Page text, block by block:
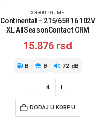
XGROUP GUME
Continental – 215/65R16 102V
XL AllSeasonContact CRM
15.876 rsd
B B 72 dB
DODAJ U KORPU